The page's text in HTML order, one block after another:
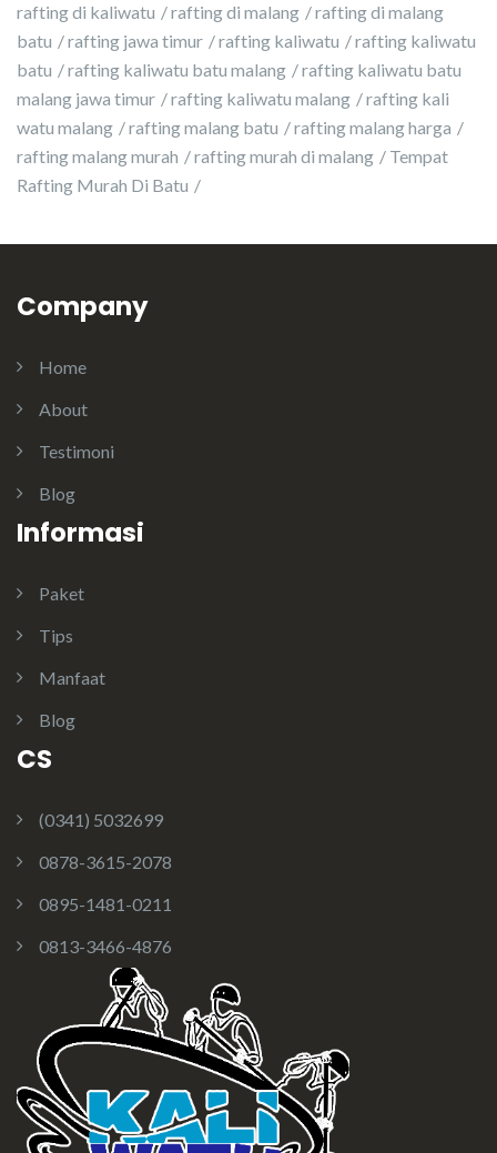
rafting di kaliwatu
rafting di malang
rafting di malang
batu
rafting jawa timur rafting kaliwatu
rafting kaliwatu
batu
rafting kaliwatu batu malang
rafting kaliwatu batu
malang jawa timur
rafting kaliwatu malang
rafting kali
watu malang
rafting malang batu
rafting malang harga
rafting malang murah
rafting murah di malang
Tempat
Rafting Murah Di Batu
Company
Home
About
Testimoni
Blog
Informasi
Paket
Tips
Manfaat
Blog
CS
(0341) 5032699
0878-3615-2078
0895-1481-0211
0813-3466-4876